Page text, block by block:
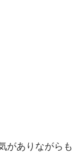
がありながらも